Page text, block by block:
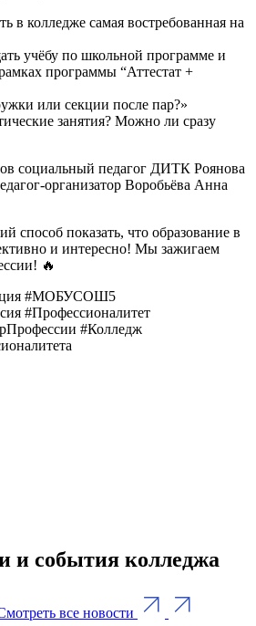
в колледже самая востребованная на
учёбу по школьной программе и
программы “Аттестат +
или секции после пар?»
занятия? Можно ли сразу
социальный педагог ДИТК Роянова
организатор Воробьёва Анна
способ показать, что образование в
и интересно! Мы зажигаем
🔥
#МОБУСОШ5
#Профессионалитет
#Колледж
и события колледжа
все новости